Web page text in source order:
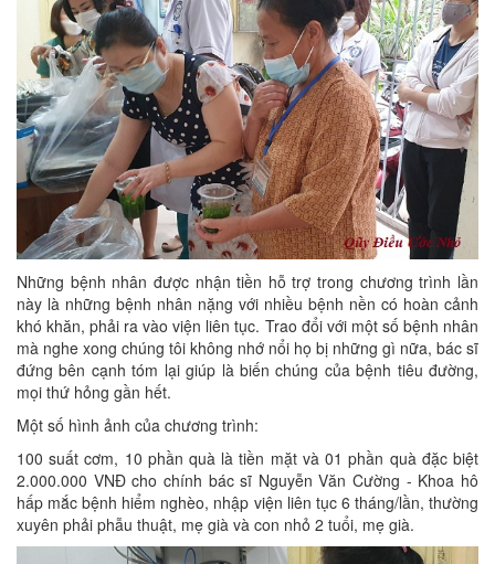
Những bệnh nhân được nhận tiền hỗ trợ trong chương trình lần
này là những bệnh nhân nặng với nhiều bệnh nền có hoàn cảnh
khó khăn, phải ra vào viện liên tục. Trao đổi với một số bệnh nhân
mà nghe xong chúng tôi không nhớ nổi họ bị những gì nữa, bác sĩ
đứng bên cạnh tóm lại giúp là biến chúng của bệnh tiêu đường,
mọi thứ hỏng gần hết.
Một số hình ảnh của chương trình:
100 suất cơm, 10 phần quà là tiền mặt và 01 phần quà đặc biệt
2.000.000 VNĐ cho chính bác sĩ Nguyễn Văn Cường - Khoa hô
hấp mắc bệnh hiểm nghèo, nhập viện liên tục 6 tháng/lần, thường
xuyên phải phẫu thuật, mẹ già và con nhỏ 2 tuổi, mẹ già.